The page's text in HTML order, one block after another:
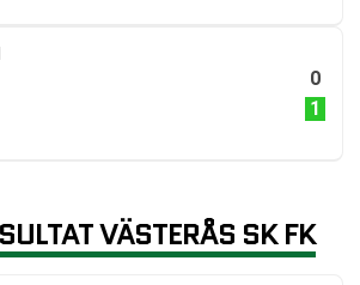
0
1
VÄSTERÅS SK FK